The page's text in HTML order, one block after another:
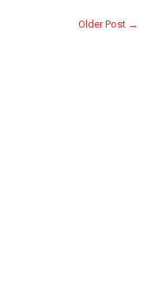
Older Post →